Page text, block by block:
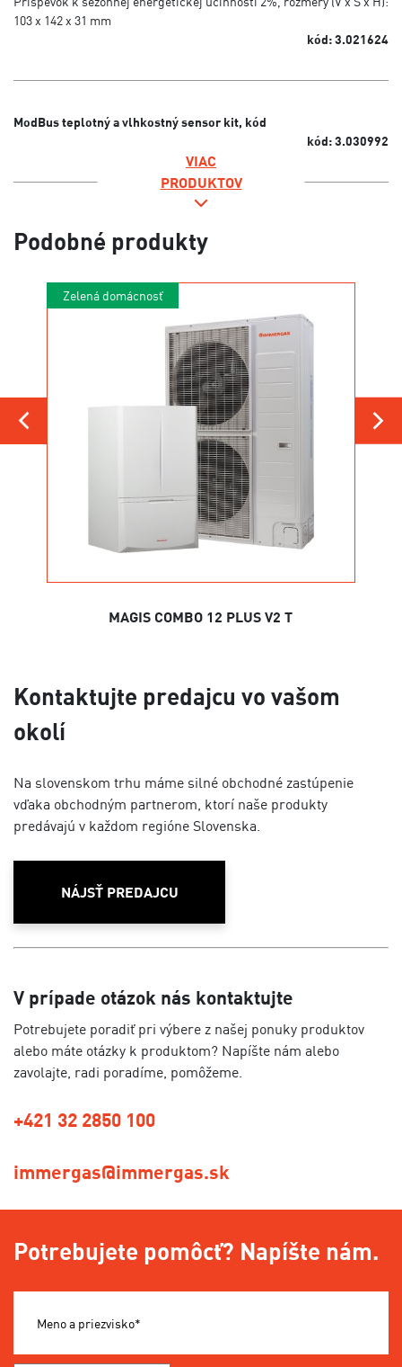
103 x 142 x 31 mm
kód: 3.021624
ModBus teplotný a vlhkostný sensor kit, kód
kód: 3.030992
VIAC
PRODUKTOV
Podobné produkty
Zelená domácnosť
MAGIS COMBO 12 PLUS V2 T
Kontaktujte predajcu vo vašom
okolí
Na slovenskom trhu máme silné obchodné zastúpenie
vďaka obchodným partnerom, ktorí naše produkty
predávajú v každom regióne Slovenska.
NÁJSŤ PREDAJCU
V prípade otázok nás kontaktujte
Potrebujete poradiť pri výbere z našej ponuky produktov
alebo máte otázky k produktom? Napíšte nám alebo
zavolajte, radi poradíme, pomôžeme.
+421 32 2850 100
immergas@immergas.sk
Potrebujete pomôcť? Napíšte nám.
Meno a priezvisko*